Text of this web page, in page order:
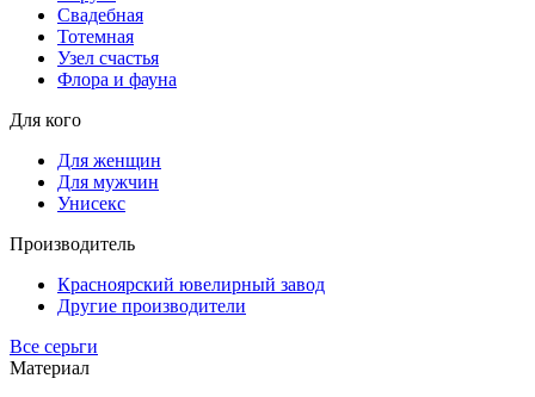
Свадебная
Тотемная
Узел счастья
Флора и фауна
Для кого
Для женщин
Для мужчин
Унисекс
Производитель
Красноярский ювелирный завод
Другие производители
Все серьги
Материал